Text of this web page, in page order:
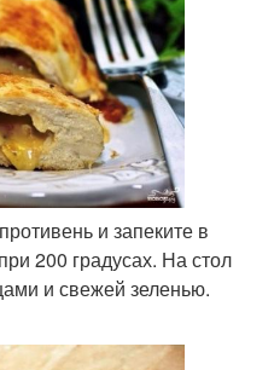
и запеките в
200 градусах. На стол
и свежей зеленью.